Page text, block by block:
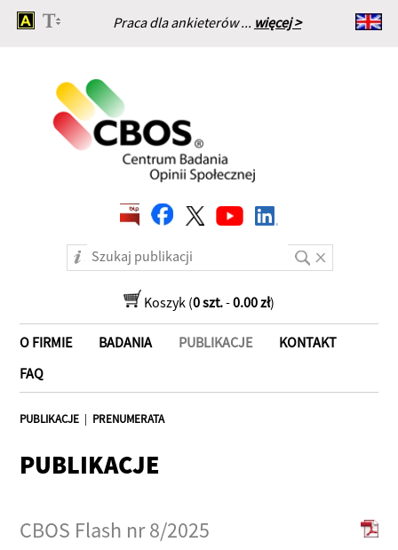
Praca dla ankieterów ... więcej >
Strona główna
Koszyk (0 szt.-0.00 zł)
O FIRMIE BADANIA PUBLIKACJE
KONTAKT
FAQ
PUBLIKACJE | PRENUMERATA
PUBLIKACJE
CBOS Flash nr 8/2025